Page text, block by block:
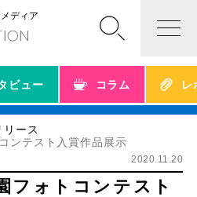
ディア
ビュー コラム レ
リース
ンテスト入賞作品展示
2020.11.20
フォトコンテスト